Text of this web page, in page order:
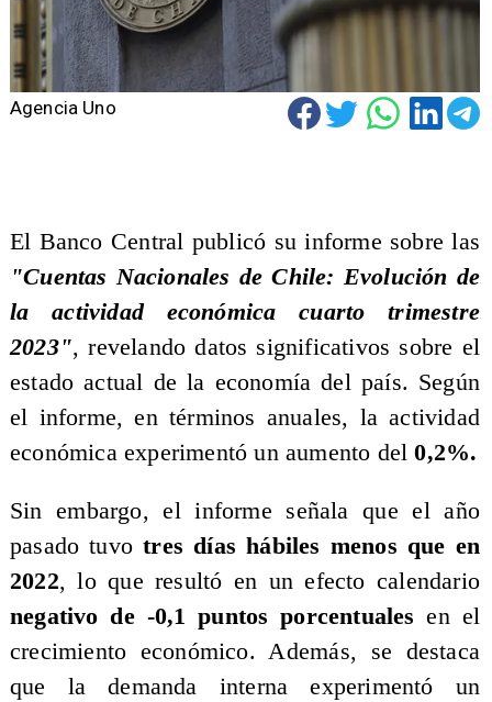
Agencia Uno
​El Banco Central publicó su informe sobre las
"Cuentas Nacionales de Chile: Evolución de
la actividad económica cuarto trimestre
2023", revelando datos significativos sobre el
estado actual de la economía del país. Según
el informe, en términos anuales, la actividad
económica experimentó un aumento del0,2%.
​Sin embargo, el informe señala que el año
pasado tuvotres días hábiles menos que en
2022, lo que resultó en un efecto calendario
negativo de -0,1 puntos porcentuales en el
crecimiento económico. Además, se destaca
que la demanda interna experimentó un